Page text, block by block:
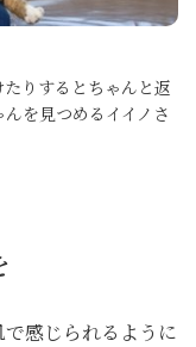
たりするとちゃんと返
を見つめるイイノさ
感じられるように